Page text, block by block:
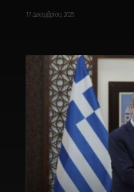
17 Δεκεμβρίου, 2025